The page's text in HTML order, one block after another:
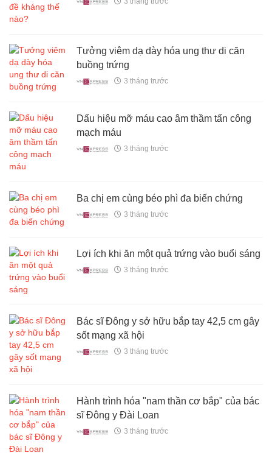
Tưởng viêm dạ dày hóa ung thư di căn
buồng trứng
3 tháng trước
Dấu hiệu mỡ máu cao âm thầm tấn công
mạch máu
3 tháng trước
Ba chị em cùng béo phì đa biến chứng
3 tháng trước
Lợi ích khi ăn một quả trứng vào buổi sáng
3 tháng trước
Bác sĩ Đông y sở hữu bắp tay 42,5 cm gây
sốt mạng xã hội
3 tháng trước
Hành trình hóa "nam thần cơ bắp" của bác
sĩ Đông y Đài Loan
3 tháng trước